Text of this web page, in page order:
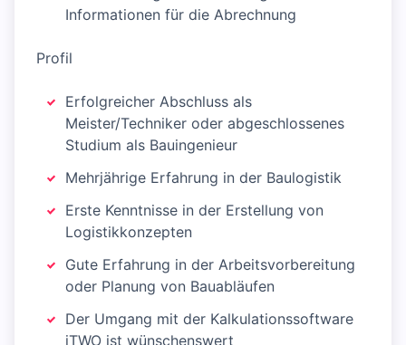
Informationen für die Abrechnung
Profil
Erfolgreicher Abschluss als
Meister/Techniker oder abgeschlossenes
Studium als Bauingenieur
Mehrjährige Erfahrung in der Baulogistik
Erste Kenntnisse in der Erstellung von
Logistikkonzepten
Gute Erfahrung in der Arbeitsvorbereitung
oder Planung von Bauabläufen
Der Umgang mit der Kalkulationssoftware
iTWO ist wünschenswert